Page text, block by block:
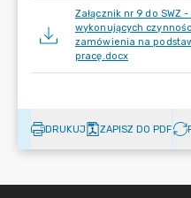
Załącznik nr 9 do SWZ
wykonujących
zamówienia na
pracę.docx
DRUKUJ ZAPISZ DO PDF